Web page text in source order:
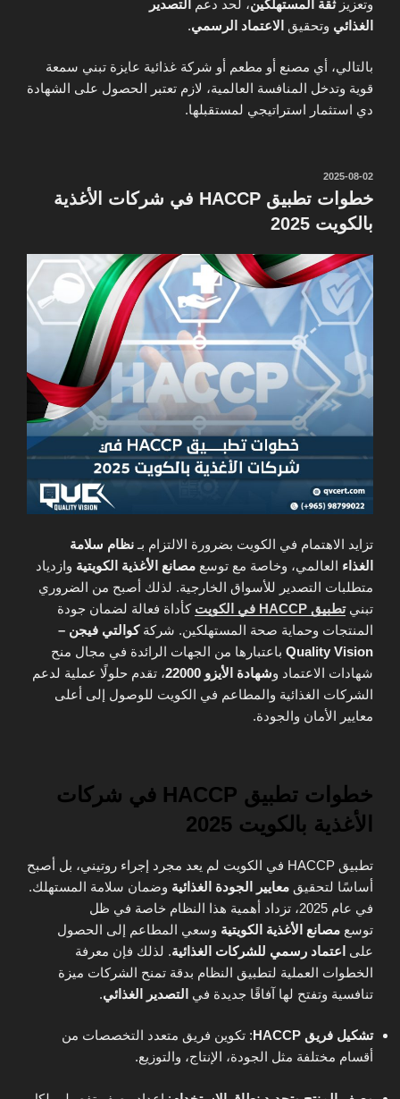
وتعزيزثقة المستهلكين، لحد دعم
التصدير
الغذائي وتحقيق الاعتماد الرسمي.
بالتالي، أي مصنع أو مطعم أو شركة غذائية عايزة تبني سمعة
قوية وتدخل المنافسة العالمية، لازم تعتبر الحصول على الشهادة
دي استثمار استراتيجي لمستقبلها.
نُشر
2025-08-02
خطوات تطبيق HACCP في شركات الأغذية
بالكويت 2025
تزايد الاهتمام في الكويت بضرورة الالتزام بـنظام سلامة
الغذاء العالمي، وخاصة مع توسع مصانع الأغذية الكويتية وازدياد
متطلبات التصدير للأسواق الخارجية. لذلك أصبح من الضروري
تبنيتطبيق HACCP في الكويت
كأداة فعالة لضمان جودة
المنتجات وحماية صحة المستهلكين. شركةكوالتي فيجن –
Quality Vision باعتبارها من الجهات الرائدة في مجال منح
شهادات الاعتماد وشهادة الأيزو 22000
، تقدم حلولًا عملية لدعم
الشركات الغذائية والمطاعم في الكويت للوصول إلى أعلى
معايير الأمان والجودة.
خطوات تطبيق HACCP في شركات
الأغذية بالكويت 2025
تطبيق HACCP في الكويت لم يعد مجرد إجراء روتيني، بل أصبح
أساسًا لتحقيق معايير الجودة الغذائية وضمان سلامة المستهلك.
في عام 2025، تزداد أهمية هذا النظام خاصة في ظل
توسع مصانع الأغذية الكويتية وسعي المطاعم إلى الحصول
على اعتماد رسمي للشركات الغذائية. لذلك فإن معرفة
الخطوات العملية لتطبيق النظام بدقة تمنح الشركات ميزة
تنافسية وتفتح لها آفاقًا جديدة في التصدير الغذائي.
تشكيل فريق HACCP
: تكوين فريق متعدد التخصصات من
أقسام مختلفة مثل الجودة، الإنتاج، والتوزيع.